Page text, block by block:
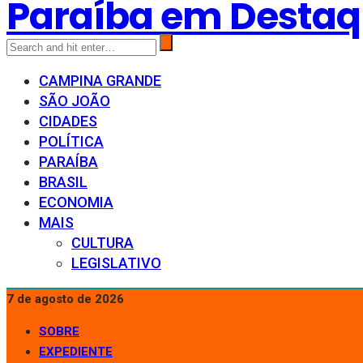
Paraíba em
CAMPINA GRANDE
SÃO JOÃO
CIDADES
POLÍTICA
PARAÍBA
BRASIL
ECONOMIA
MAIS
CULTURA
LEGISLATIVO
7 de agosto de 2026
SOBRE
EXPEDIENTE